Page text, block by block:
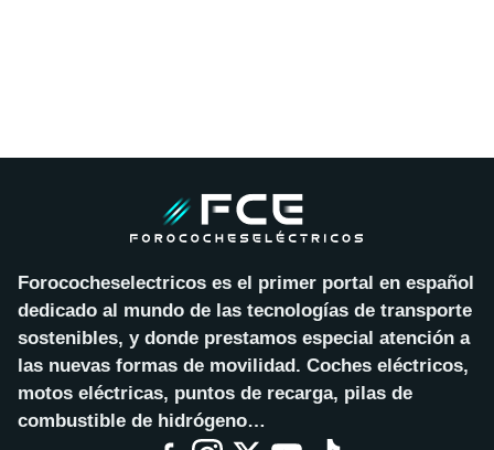
Forococheselectricos es el primer portal en español
dedicado al mundo de las tecnologías de transporte
sostenibles, y donde prestamos especial atención a
las nuevas formas de movilidad. Coches eléctricos,
motos eléctricas, puntos de recarga, pilas de
combustible de hidrógeno…